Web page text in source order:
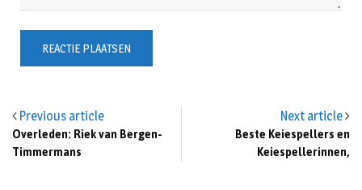
Previous article
Overleden: Riek van Bergen-
Timmermans
Next article
Beste Keiespellers en
Keiespellerinnen,